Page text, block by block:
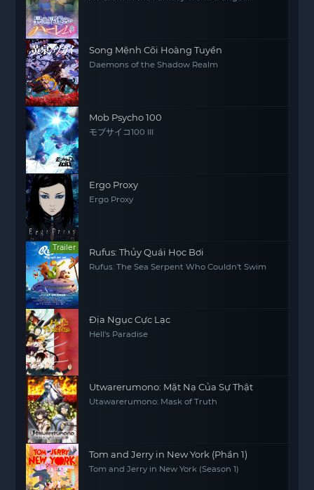
Song Mệnh Cõi Hoàng Tuyền
Daemons of the Shadow Realm
Mob Psycho 100
モブサイコ100 III
Ergo Proxy
Ergo Proxy
Trailer Rufus: Thủy Quái Học Bơi
Rufus: The Sea Serpent Who Couldn't Swim
Địa Ngục Cực Lạc
Hell's Paradise
Utwarerumono: Mặt Nạ Của Sự Thật
Utawarerumono: Mask of Truth
Tom and Jerry in New York (Phần 1)
Tom and Jerry in New York (Season 1)